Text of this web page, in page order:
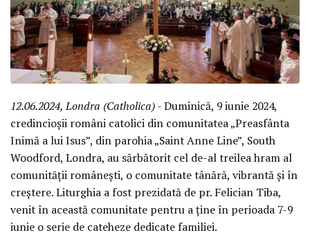
12.06.2024, Londra (Catholica)- Duminică, 9 iunie 2024,
credincioșii români catolici din comunitatea „Preasfânta
Inimă a lui Isus”, din parohia „Saint Anne Line”, South
Woodford, Londra, au sărbătorit cel de-al treilea hram al
comunității românești, o comunitate tânără, vibrantă și în
creștere. Liturghia a fost prezidată de pr. Felician Tiba,
venit în această comunitate pentru a ține în perioada 7-9
iunie o serie de cateheze dedicate familiei.